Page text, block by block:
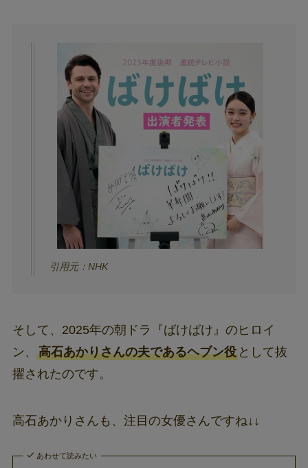
引用元：NHK
そして、2025年の朝ドラ『ばけばけ』のヒロイ
ン、 高石あかりさんの夫であるヘブン役として抜
擢されたのです。
高石あかりさんも、注目の女優さんですね↓↓
あわせて読みたい